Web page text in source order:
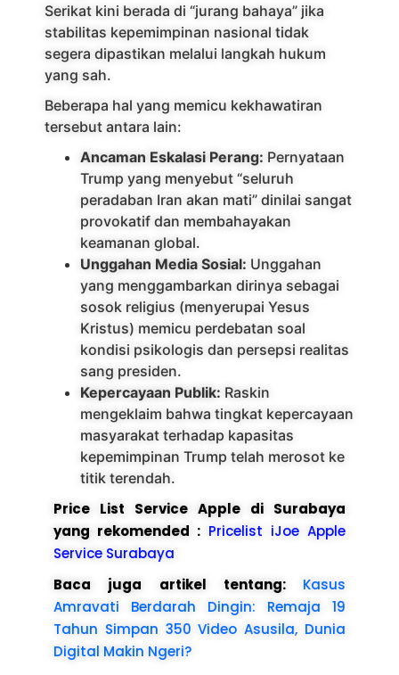
Serikat kini berada di “jurang bahaya” jika
stabilitas kepemimpinan nasional tidak
segera dipastikan melalui langkah hukum
yang sah.
Beberapa hal yang memicu kekhawatiran
tersebut antara lain:
Ancaman Eskalasi Perang: Pernyataan
Trump yang menyebut “seluruh
peradaban Iran akan mati” dinilai sangat
provokatif dan membahayakan
keamanan global.
Unggahan Media Sosial: Unggahan
yang menggambarkan dirinya sebagai
sosok religius (menyerupai Yesus
Kristus) memicu perdebatan soal
kondisi psikologis dan persepsi realitas
sang presiden.
Kepercayaan Publik: Raskin
mengeklaim bahwa tingkat kepercayaan
masyarakat terhadap kapasitas
kepemimpinan Trump telah merosot ke
titik terendah.
Price List Service Apple di Surabaya
yang rekomended : Pricelist iJoe Apple
Service Surabaya
Baca juga artikel tentang: Kasus
Amravati Berdarah Dingin: Remaja 19
Tahun Simpan 350 Video Asusila, Dunia
Digital Makin Ngeri?